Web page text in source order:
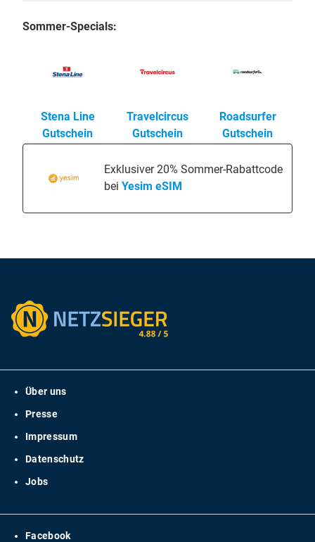
Sommer-Specials:
Stena Line
Gutschein
Travelcircus
Gutschein
Roadsurfer
Gutschein
Exklusiver 20% Sommer-Rabattcode
bei Yesim eSIM
Über uns
Presse
Impressum
Datenschutz
Jobs
Facebook